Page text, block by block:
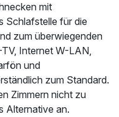
mit
Schlafstelle für die
zum überwiegenden
Internet W-LAN,
und
zum Standard.
Zimmern nicht zu
Alternative an.